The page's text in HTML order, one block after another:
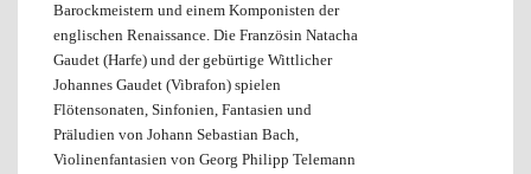
Barockmeistern und einem Komponisten der
englischen Renaissance. Die Französin Natacha
Gaudet (Harfe) und der gebürtige Wittlicher
Johannes Gaudet (Vibrafon) spielen
Flötensonaten, Sinfonien, Fantasien und
Präludien von Johann Sebastian Bach,
Violinenfantasien von Georg Philipp Telemann